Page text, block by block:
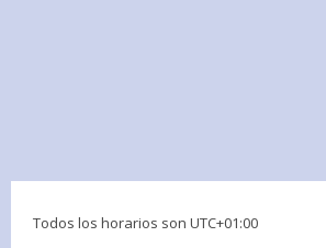
Todos los horarios son UTC+01:00